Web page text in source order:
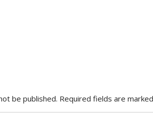
be published. Required fields are marked